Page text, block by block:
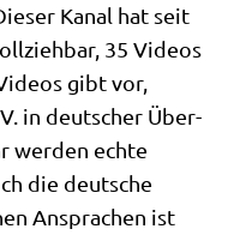
Kanal hat seit
35 Vide­os
gibt vor,
in deut­scher Über­
wer­den ech­te
die deut­sche
Anspra­chen ist